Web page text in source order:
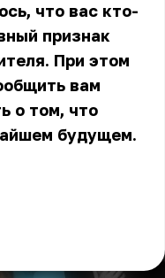
что вас кто-
признак
При этом
вам
о том, что
будущем.